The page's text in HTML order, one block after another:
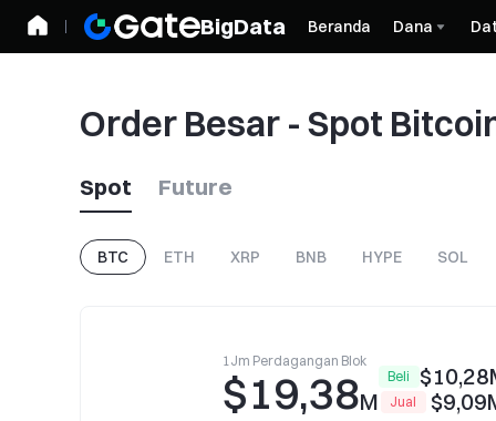
BigData Beranda Dana
Order Besar - Spot
Spot Future
BTC ETH XRP BNB HYPE SOL
1Jm Perdagangan Blok
$19,38M
Beli
Jual